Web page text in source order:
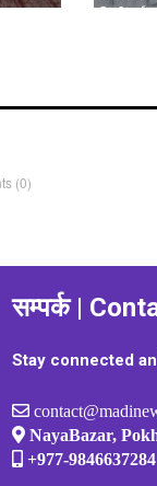
जिटीलाई
(0)
सम्पर्क |
Stay connected
NayaBazar,
+977-9846637284